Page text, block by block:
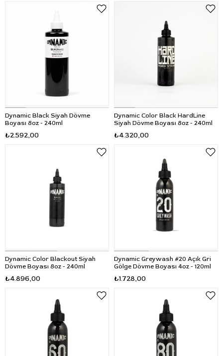
Dynamic Black Siyah Dövme
Boyası 8oz - 240ml
₺2.592,00
Dynamic Color Black HardLine
Siyah Dövme Boyası 8oz - 240ml
₺4.320,00
Dynamic Color Blackout Siyah
Dövme Boyası 8oz - 240ml
₺4.896,00
Dynamic Greywash #20 Açık Gri
Gölge Dövme Boyası 4oz - 120ml
₺1.728,00